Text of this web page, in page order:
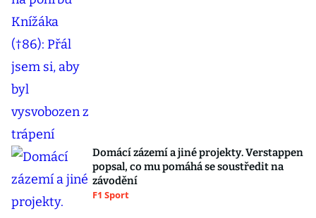
Domácí zázemí a jiné projekty. Verstappen
popsal, co mu pomáhá se soustředit na
závodění
F1 Sport